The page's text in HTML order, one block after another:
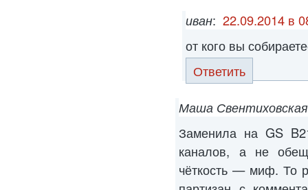
иван: 22.09.2014 в
от кого вы
Ответить
Маша
Заменила на GS
каналов, а не
чёткость — миф. То